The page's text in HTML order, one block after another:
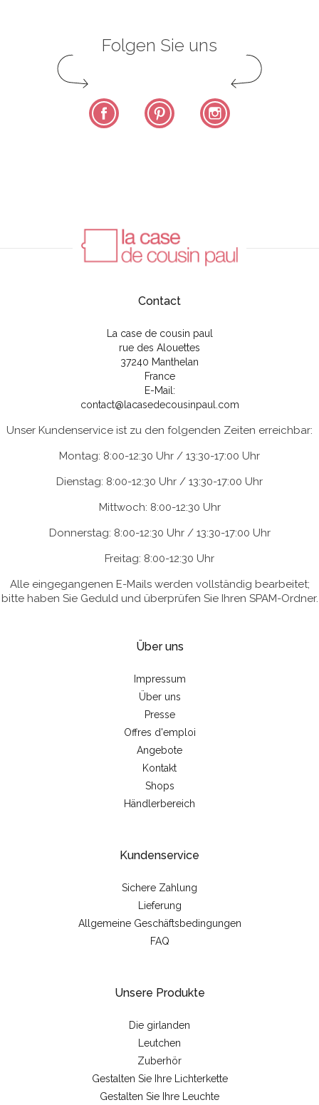
Folgen Sie uns
Facebook Pinterest
Contact
La case de cousin paul
rue des Alouettes
37240 Manthelan
France
E-Mail:
contact@lacasedecousinpaul.com
Unser Kundenservice ist zu den folgenden Zeiten erreichbar:
Montag: 8:00-12:30 Uhr / 13:30-17:00 Uhr
Dienstag: 8:00-12:30 Uhr / 13:30-17:00 Uhr
Mittwoch: 8:00-12:30 Uhr
Donnerstag: 8:00-12:30 Uhr / 13:30-17:00 Uhr
Freitag: 8:00-12:30 Uhr
Alle eingegangenen E-Mails werden vollständig bearbeitet;
bitte haben Sie Geduld und überprüfen Sie Ihren SPAM-Ordner.
Über uns
Impressum
Über uns
Presse
Offres d'emploi
Angebote
Kontakt
Shops
Händlerbereich
Kundenservice
Sichere Zahlung
Lieferung
Allgemeine Geschäftsbedingungen
FAQ
Unsere Produkte
Die girlanden
Leutchen
Zuberhör
Gestalten Sie Ihre Lichterkette
Gestalten Sie Ihre Leuchte